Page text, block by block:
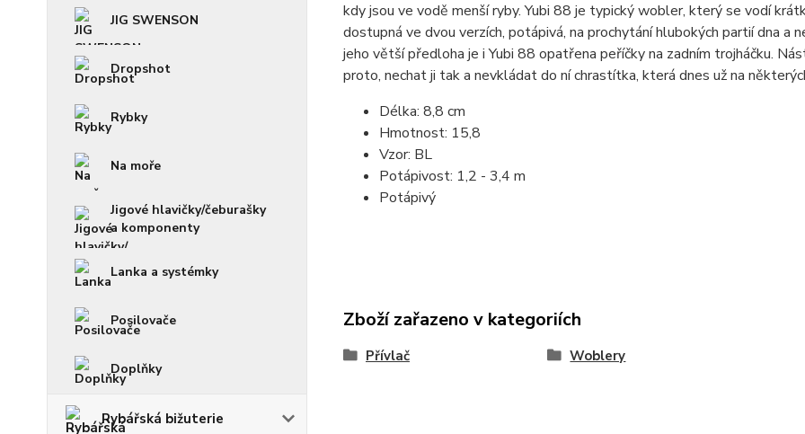
JIG SWENSON
Dropshot
Rybky
Na moře
Jigové hlavičky/čeburašky
a komponenty
Lanka a systémky
Posilovače
Doplňky
Rybářská bižuterie
kdy jsou ve vodě menší ryby. Yubi 88 je typický wobler, který se vodí
dostupná ve dvou verzích, potápivá, na prochytání hlubokých partií dna a
jeho větší předloha je i Yubi 88 opatřena peříčky na zadním trojháčku.
proto, nechat ji tak a nevkládat do ní chrastítka, která dnes už na
Délka: 8,8 cm
Hmotnost: 15,8
Vzor: BL
Potápivost: 1,2 - 3,4 m
Potápivý
Zboží zařazeno v kategoriích
Přívlač Woblery